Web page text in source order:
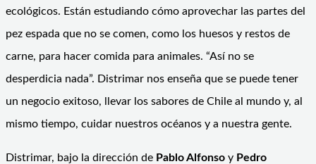
ecológicos. Están estudiando cómo aprovechar las partes del
pez espada que no se comen, como los huesos y restos de
carne, para hacer comida para animales. “Así no se
desperdicia nada”. Distrimar nos enseña que se puede tener
un negocio exitoso, llevar los sabores de Chile al mundo y, al
mismo tiempo, cuidar nuestros océanos y a nuestra gente.
Distrimar, bajo la dirección de Pablo Alfonso y Pedro